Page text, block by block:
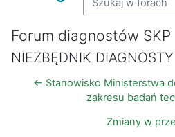
Forum diagnostów SKP
NIEZBĘDNIK
← Stanowisko Ministerstwa
zakresu badań
Zmiany w